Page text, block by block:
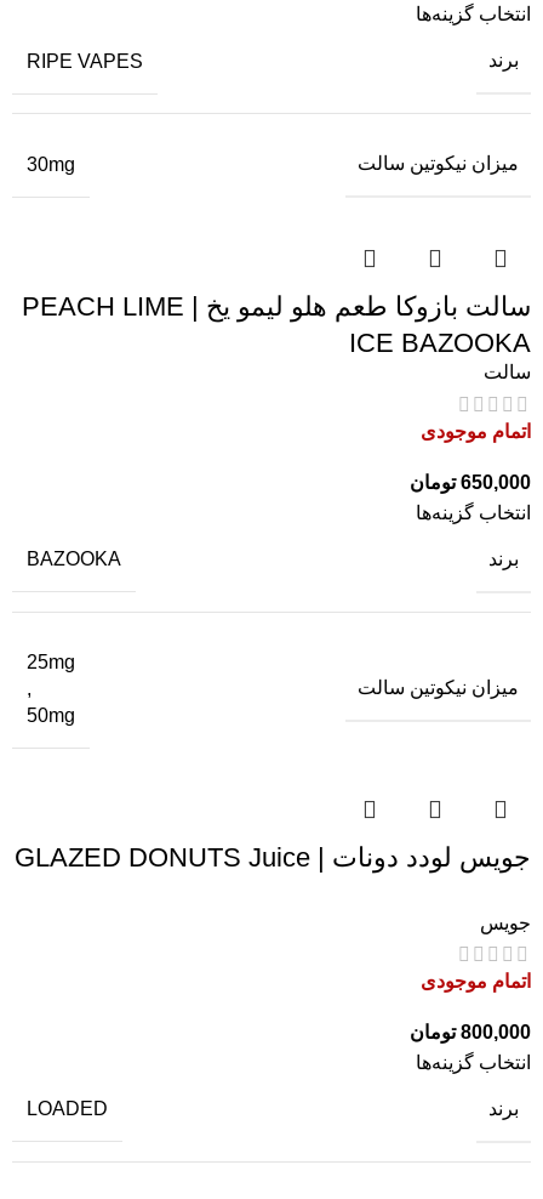
انتخاب گزینه‌ها
برند RIPE VAPES
میزان نیکوتین سالت 30mg
سالت بازوکا طعم هلو لیمو یخ | PEACH LIME
ICE BAZOOKA
سالت
اتمام موجودی
650,000 تومان
انتخاب گزینه‌ها
برند BAZOOKA
میزان نیکوتین سالت
25mg
,
50mg
جویس لودد دونات | GLAZED DONUTS Juice
جویس
اتمام موجودی
800,000 تومان
انتخاب گزینه‌ها
برند LOADED